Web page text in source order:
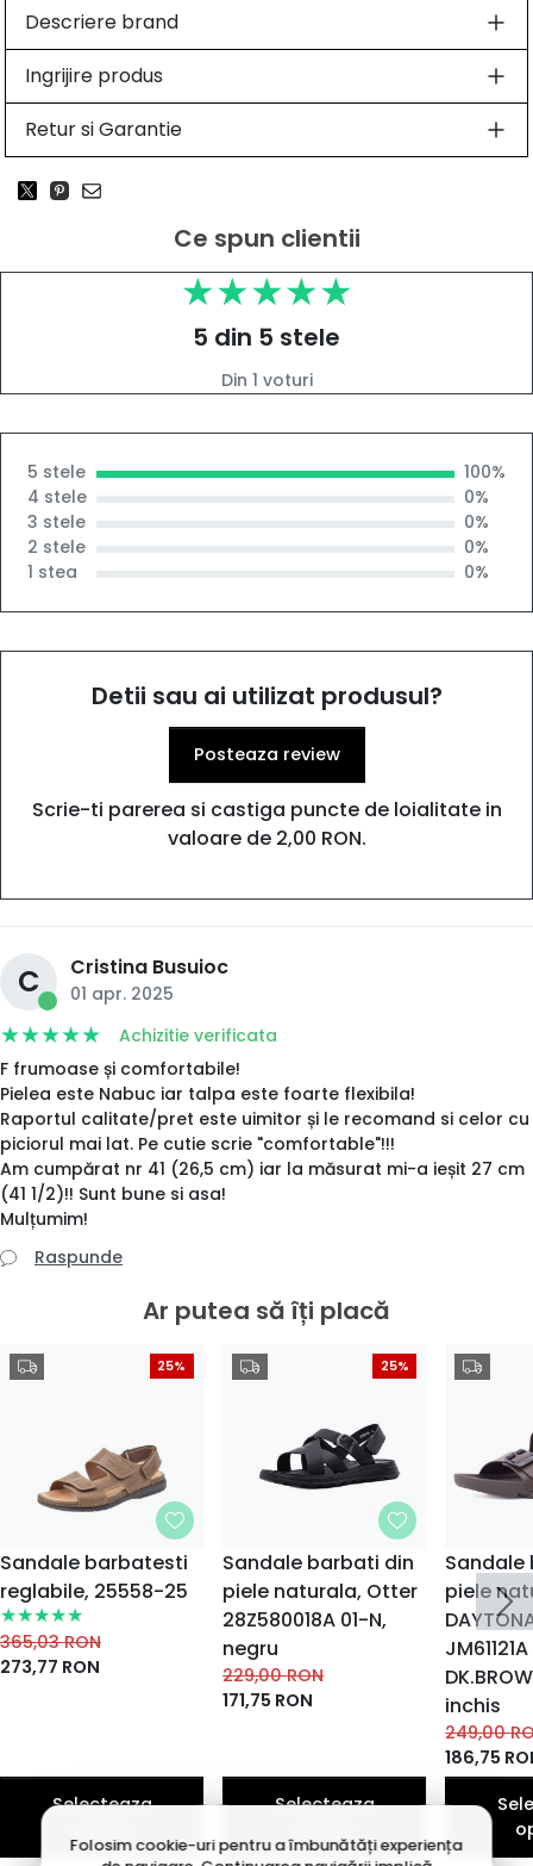
Descriere brand
Ingrijire produs
Retur si Garantie
Ce spun clientii
5 din 5 stele
Din 1 voturi
5 stele
100%
4 stele
0%
3 stele
0%
2 stele
0%
1 stea
0%
Detii sau ai utilizat produsul?
Posteaza review
Scrie-ti parerea si castiga puncte de loialitate in
valoare de 2,00 RON.
C Cristina Busuioc
01 apr. 2025
Achizitie verificata
F frumoase și comfortabile!
Pielea este Nabuc iar talpa este foarte flexibila!
Raportul calitate/pret este uimitor și le recomand si celor cu
piciorul mai lat. Pe cutie scrie "comfortable"!!!
Am cumpărat nr 41 (26,5 cm) iar la măsurat mi-a ieșit 27 cm
(41 1/2)!! Sunt bune si asa!
Mulțumim!
Raspunde
Ar putea să îți placă
25%
Sandale barbatesti
reglabile, 25558-25
365,03RON
273,77 RON
Selecteaza
25%
Sandale barbati din
piele naturala, Otter
28Z580018A 01-N,
negru
229,00RON
171,75 RON
Selecteaza
piele
inchis
249,00
186,75
Folosim cookie-uri pentru a îmbunătăți experiența